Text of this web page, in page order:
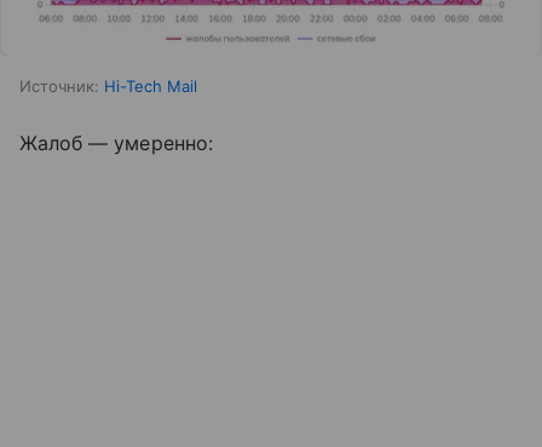
Источник: Hi-Tech Mail
Жалоб — умеренно: